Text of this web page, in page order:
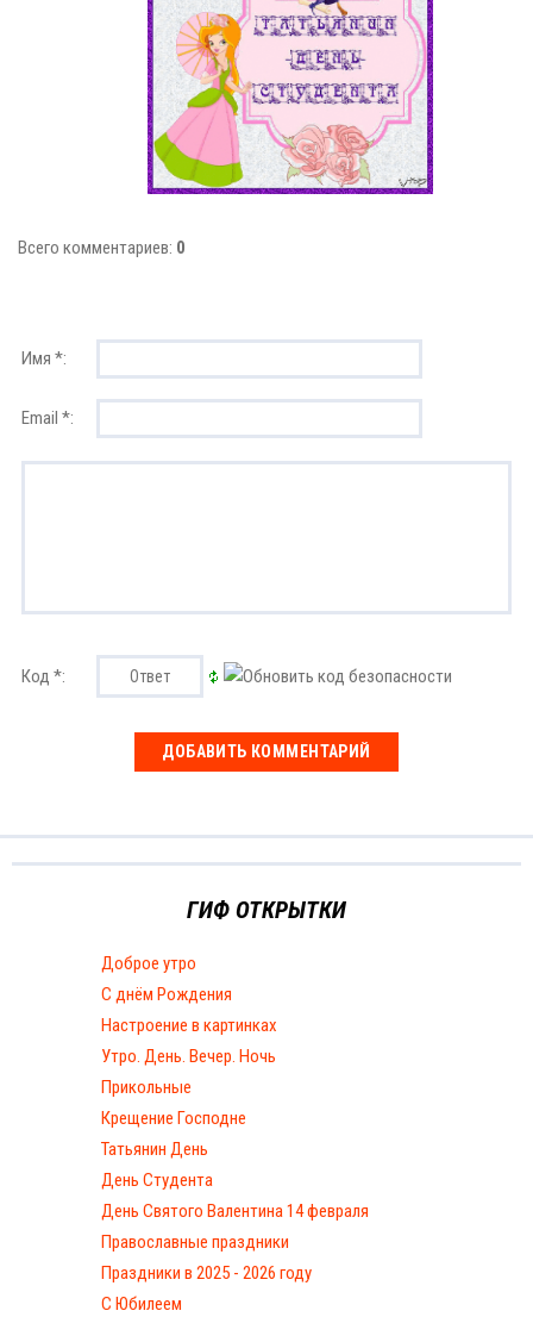
Всего комментариев: 0
Имя *:
Email *:
Код *:
ГИФ ОТКРЫТКИ
Доброе утро
С днём Рождения
Настроение в картинках
Утро. День. Вечер. Ночь
Прикольные
Крещение Господне
Татьянин День
День Студента
День Святого Валентина 14 февраля
Православные праздники
Праздники в 2025 - 2026 году
С Юбилеем